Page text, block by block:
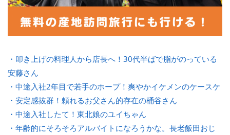
・叩き上げの料理人から店長へ！30代半ばで脂がのっている
安藤さん
・中途入社2年目で若手のホープ！爽やかイケメンのケースケ
・安定感抜群！頼れるお父さん的存在の桶谷さん
・中途入社したて！東北娘のユイちゃん
・年齢的にそろそろアルバイトになろうかな。長老飯田おじ